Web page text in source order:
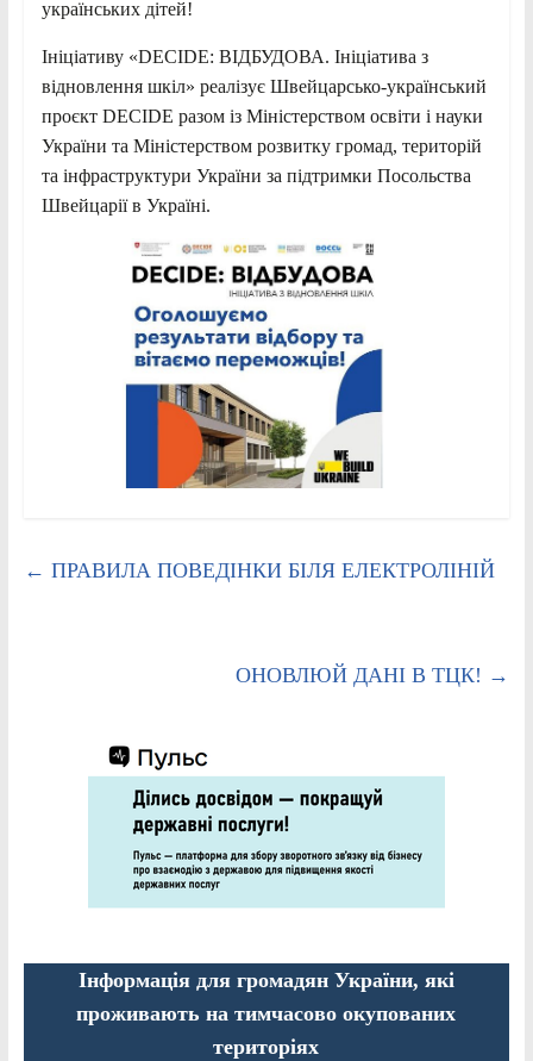
українських дітей!
Ініціативу «DECIDE: ВІДБУДОВА. Ініціатива з
відновлення шкіл» реалізує Швейцарсько-український
проєкт DECIDE разом із Міністерством освіти і науки
України та Міністерством розвитку громад, територій
та інфраструктури України за підтримки Посольства
Швейцарії в Україні.
← ПРАВИЛА ПОВЕДІНКИ БІЛЯ ЕЛЕКТРОЛІНІЙ
ОНОВЛЮЙ ДАНІ В ТЦК! →
Інформація для громадян України, які
проживають на тимчасово окупованих
територіях